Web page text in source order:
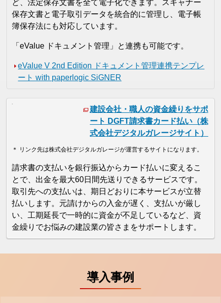
ど、法定保存文書を全て電子化できます。スキャナー
保存文書と電子取引データを統合的に管理し、電子帳
簿保存法にも対応しています。
「eValue ドキュメント管理」と連携も可能です。
eValue V 2nd Edition ドキュメント管理連携テンプレ
ート with paperlogic SiGNER
建設会社・職人の資金繰りをサポ
ート DGFT請求書カード払い（株
式会社デジタルガレージサイト）
＊ リンク先は株式会社デジタルガレージが運営するサイトになります。
請求書の支払いを銀行振込からカード払いに変えるこ
とで、出金を最大60日間先送りできるサービスです。
取引先への支払いは、期日どおりに本サービスが立替
払いします。元請けからの入金が遅く、支払いが厳し
い、工期延長で一時的に資金が不足しているなど、資
金繰りでお悩みの建設業の皆さまをサポートします。
導入事例